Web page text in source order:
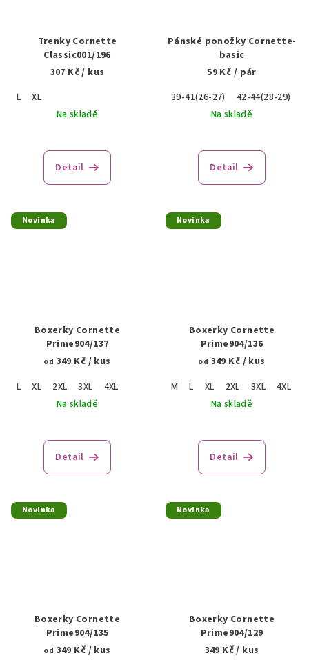
Trenky Cornette
Classic001/196
307 Kč/ kus
L
XL
Na skladě
Detail
Pánské ponožky Cornette-
basic
59 Kč / pár
39-41(26-27)
42-44(28-29)
Na skladě
Detail
Novinka
Boxerky Cornette
Prime904/137
od 349 Kč / kus
L
XL 2XL 3XL
4XL
Na skladě
Detail
Novinka
Boxerky Cornette
Prime904/136
od 349 Kč / kus
M
L XL 2XL 3XL 4XL
Na skladě
Detail
Novinka
Boxerky Cornette
Prime904/135
od 349 Kč / kus
Novinka
Boxerky Cornette
Prime904/129
349 Kč/ kus